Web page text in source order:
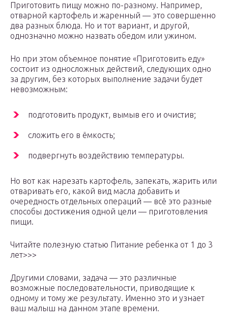
Приготовить пищу можно по-разному. Например,
отварной картофель и жаренный — это совершенно
два разных блюда. Но и тот вариант, и другой,
однозначно можно назвать обедом или ужином.
Но при этом объемное понятие «Приготовить еду»
состоит из односложных действий, следующих одно
за другим, без которых выполнение задачи будет
невозможным:
подготовить продукт, вымыв его и очистив;
сложить его в ёмкость;
подвергнуть воздействию температуры.
Но вот как нарезать картофель, запекать, жарить или
отваривать его, какой вид масла добавить и
очередность отдельных операций — всё это разные
способы достижения одной цели — приготовления
пищи.
Читайте полезную статью Питание ребенка от 1 до 3
лет>>>
Другими словами, задача — это различные
возможные последовательности, приводящие к
одному и тому же результату. Именно это и узнает
ваш малыш на данном этапе времени.